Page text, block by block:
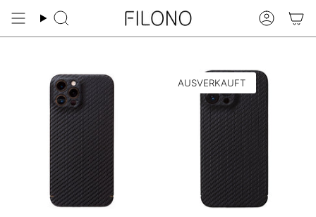
Inhalt
springen
Suche Konto
AUSVERKAUFT